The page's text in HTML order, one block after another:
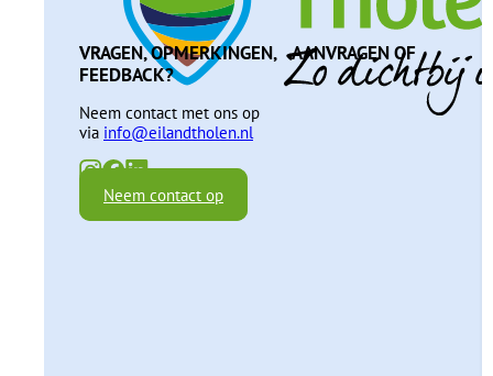
VRAGEN, OPMERKINGEN, AANVRAGEN OF
FEEDBACK?
Neem contact met ons op
via info@eilandtholen.nl
Neem contact op